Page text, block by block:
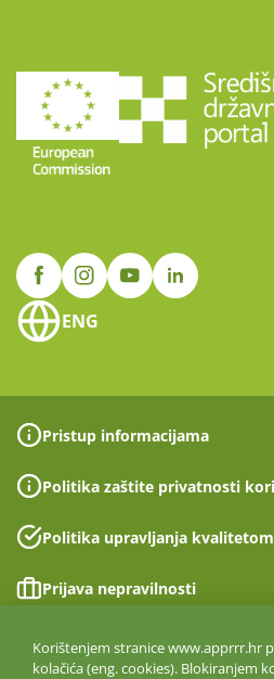
ENG
Pristup informacijama
Politika zaštite privatnosti
Politika upravljanja kvalitetom
Prijava nepravilnosti
Izjava o pristupačnosti
Korištenjem stranice www.apprrr.hr
kolačića (eng. cookies). Blokiranjem